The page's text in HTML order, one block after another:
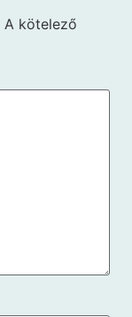
A kötelező